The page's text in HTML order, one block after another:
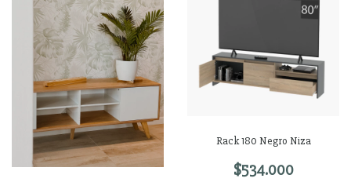
Rack 180 Negro Niza
$534.000